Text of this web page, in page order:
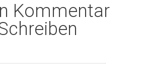
Kommentar